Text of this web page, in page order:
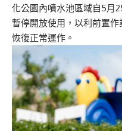
化公園內噴水池區域自5月
暫停開放使用，以利前置
恢復正常運作。